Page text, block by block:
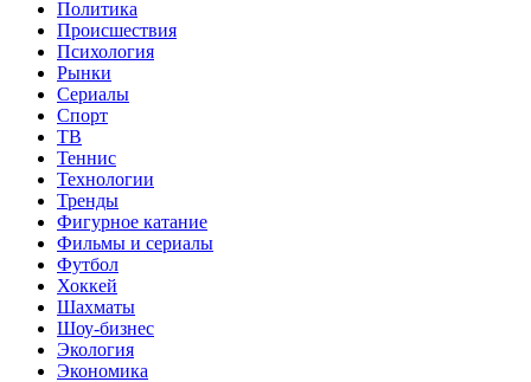
Политика
Происшествия
Психология
Рынки
Сериалы
Спорт
ТВ
Теннис
Технологии
Тренды
Фигурное катание
Фильмы и сериалы
Футбол
Хоккей
Шахматы
Шоу-бизнес
Экология
Экономика